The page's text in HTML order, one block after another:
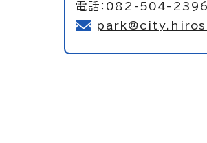
電話：082-504-2396（